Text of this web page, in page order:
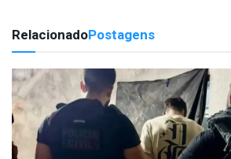
RelacionadoPostagens